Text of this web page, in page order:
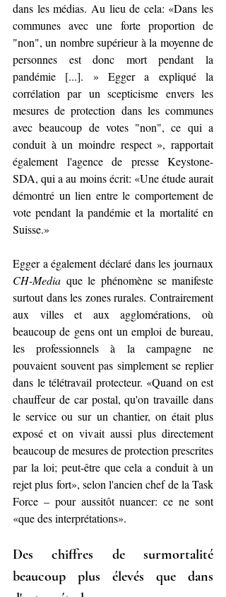
dans les médias. Au lieu de cela: «Dans les
communes avec une forte proportion de
"non", un nombre supérieur à la moyenne de
personnes est donc mort pendant la
pandémie [...]. » Egger a expliqué la
corrélation par un scepticisme envers les
mesures de protection dans les communes
avec beaucoup de votes "non", ce qui a
conduit à un moindre respect », rapportait
également l'agence de presse Keystone-
SDA, qui a au moins écrit: «Une étude aurait
démontré un lien entre le comportement de
vote pendant la pandémie et la mortalité en
Suisse.»
CH-Media que le phénomène se manifeste
surtout dans les zones rurales. Contrairement
aux villes et aux agglomérations, où
beaucoup de gens ont un emploi de bureau,
les professionnels à la campagne ne
pouvaient souvent pas simplement se replier
dans le télétravail protecteur. «Quand on est
chauffeur de car postal, qu'on travaille dans
le service ou sur un chantier, on était plus
exposé et on vivait aussi plus directement
beaucoup de mesures de protection prescrites
par la loi; peut-être que cela a conduit à un
rejet plus fort», selon l'ancien chef de la Task
Force – pour aussitôt nuancer: ce ne sont
«que des interprétations».
Des chiffres de surmortalité
beaucoup plus élevés que dans